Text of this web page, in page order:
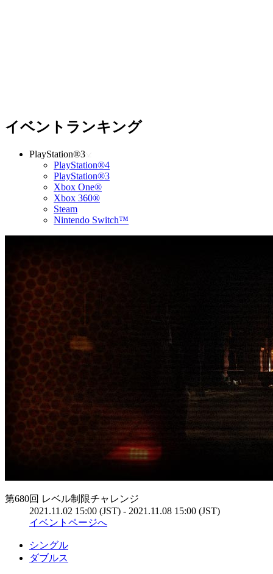
イベントランキング
PlayStation®3
PlayStation®4
PlayStation®3
Xbox One®
Xbox 360®
Steam
Nintendo Switch™
第680回 レベル制限チャレンジ
2021.11.02 15:00 (JST) - 2021.11.08 15:00 (JST)
イベントページへ
シングル
ダブルス